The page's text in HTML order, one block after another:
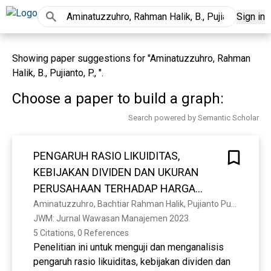
Sign in
Showing paper suggestions for "Aminatuzzuhro, Rahman
Halik, B., Pujianto, P., ".
Choose a paper to build a graph:
Search powered by Semantic Scholar
PENGARUH RASIO LIKUIDITAS,
KEBIJAKAN DIVIDEN DAN UKURAN
PERUSAHAAN TERHADAP HARGA
SAHAM (Studi Empiris Pada
Perusahaan Industri Yang Terdaftar di
BEI Tahun 2017-2020)
JWM: Jurnal Wawasan Manajemen 2023.
5 Citations, 0 References
Penelitian ini untuk menguji dan menganalisis
pengaruh rasio likuiditas, kebijakan dividen dan